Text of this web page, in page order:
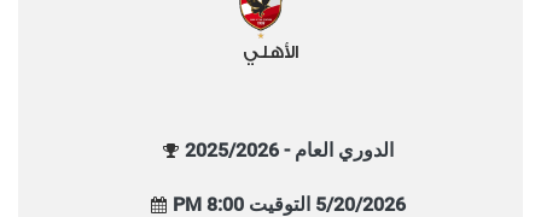
الأهلي
الدوري العام - 2025/2026
5/20/2026 التوقيت 8:00 PM